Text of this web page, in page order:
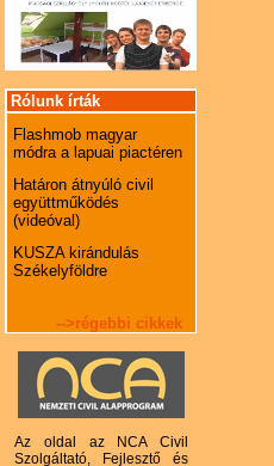
Rólunk írták
Flashmob magyar
módra a lapuai piactéren
Határon átnyúló civil
együttműködés
(videóval)
KUSZA kirándulás
Székelyföldre
-->régebbi cikkek
Az oldal az NCA Civil
Szolgáltató, Fejlesztő és